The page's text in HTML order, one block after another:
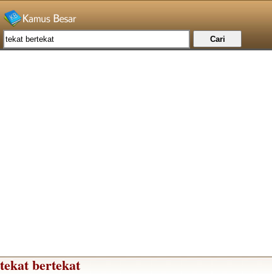
tekat bertekat